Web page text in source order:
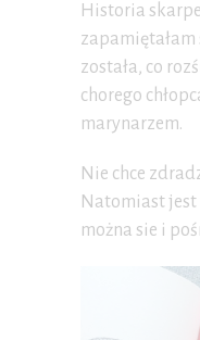
Historia
została, co
chorego
marynarzem.
Nie chce
Natomiast
można sie i